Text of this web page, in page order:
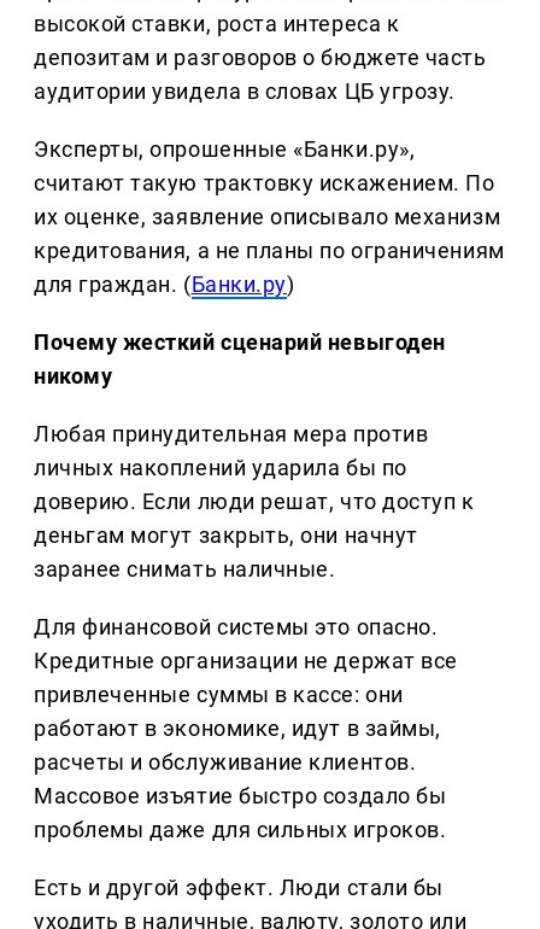
высокой ставки, роста интереса к
депозитам и разговоров о бюджете часть
аудитории увидела в словах ЦБ угрозу.
Эксперты, опрошенные «Банки.ру»,
считают такую трактовку искажением. По
их оценке, заявление описывало механизм
кредитования, а не планы по ограничениям
для граждан. (Банки.ру)
Почему жесткий сценарий невыгоден
никому
Любая принудительная мера против
личных накоплений ударила бы по
доверию. Если люди решат, что доступ к
деньгам могут закрыть, они начнут
заранее снимать наличные.
Для финансовой системы это опасно.
Кредитные организации не держат все
привлеченные суммы в кассе: они
работают в экономике, идут в займы,
расчеты и обслуживание клиентов.
Массовое изъятие быстро создало бы
проблемы даже для сильных игроков.
Есть и другой эффект. Люди стали бы
уходить в наличные, валюту, золото или